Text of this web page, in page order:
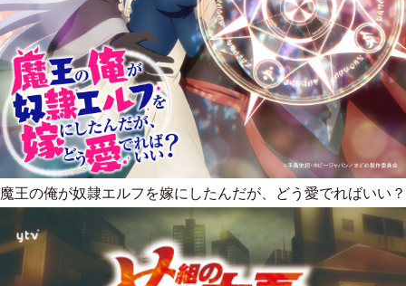
魔王の俺が奴隷エルフを嫁にしたんだが、どう愛でればいい？